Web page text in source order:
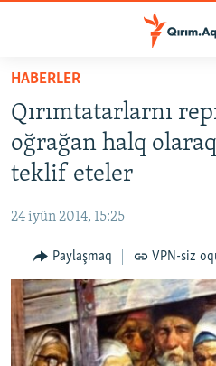
Esas
qaytmaq
Baş
navigatsiyağa
qaytmaq
Qıdıruvğa
qaytmaq
SİYASET
İQTİSADİYAT
MEDENİYET
İNSAN AQLARI
VİDEO
SÜRET
BLOGLAR
HABERLER
Qırımtatarlarnı
oğrağan halq
teklif eteler
24 iyün 2014, 15:25
Paylaşmaq VPN-siz